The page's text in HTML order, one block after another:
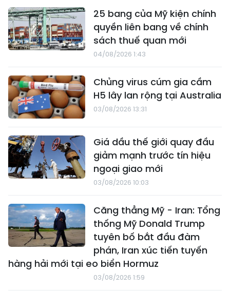
25 bang của Mỹ kiện chính
quyền liên bang về chính
sách thuế quan mới
04/08/2026 1:43
Chủng virus cúm gia cầm
H5 lây lan rộng tại Australia
03/08/2026 13:31
Giá dầu thế giới quay đầu
giảm mạnh trước tín hiệu
ngoại giao mới
03/08/2026 10:03
Căng thẳng Mỹ - Iran: Tổng
thống Mỹ Donald Trump
tuyên bố bắt đầu đàm
phán, Iran xúc tiến tuyến
hàng hải mới tại eo biển Hormuz
03/08/2026 1:59